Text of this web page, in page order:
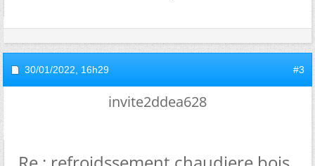
30/01/2022, 16h29 #3
invite2ddea628